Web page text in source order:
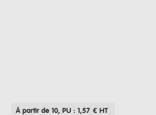
À partir de 10, PU : 1,57 € HT